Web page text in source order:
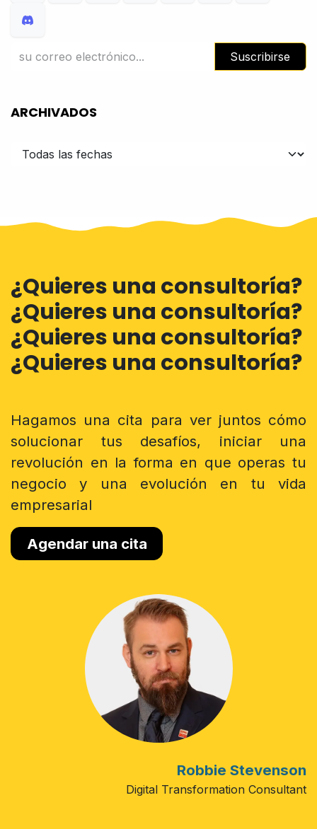
Suscribirse
ARCHIVADOS
¿Quieres una consultoría?
¿Quieres una consultoría?
¿Quieres una consultoría?
¿Quieres una consultoría?
Hagamos una cita para ver juntos cómo
solucionar tus desafíos, iniciar una
revolución en la forma en que operas tu
negocio y una evolución en tu vida
empresarial
Agendar una cita
Robbie Stevenson
Digital Transformation Consultant